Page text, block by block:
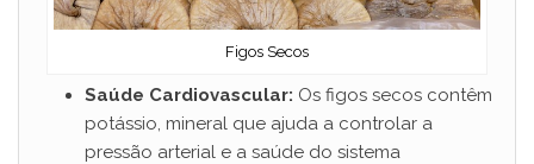
Figos Secos
Saúde Cardiovascular: Os figos secos contêm
potássio, mineral que ajuda a controlar a
pressão arterial e a saúde do sistema